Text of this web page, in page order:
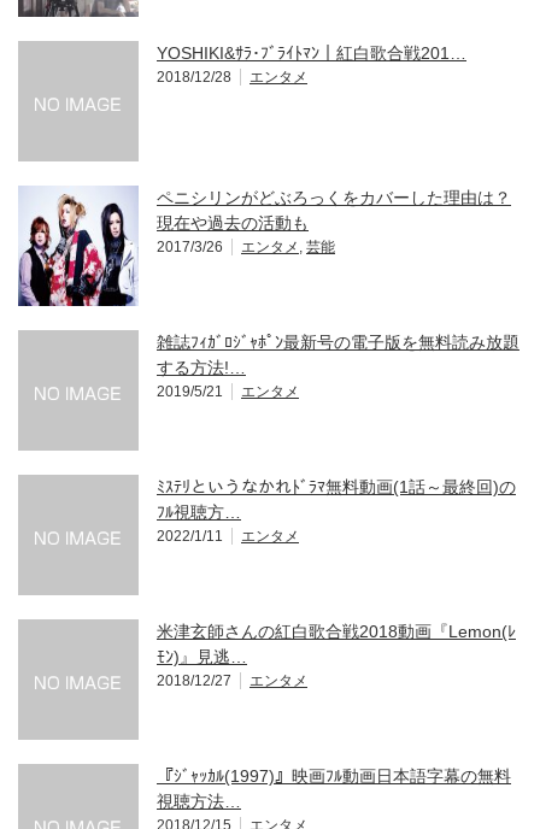
YOSHIKI&ｻﾗ･ﾌﾞﾗｲﾄﾏﾝ｜紅白歌合戦201…
2018/12/28 エンタメ
ペニシリンがどぶろっくをカバーした理由は？
現在や過去の活動も
2017/3/26 エンタメ , 芸能
雑誌ﾌｨｶﾞﾛｼﾞｬﾎﾟﾝ最新号の電子版を無料読み放題
する方法!…
2019/5/21 エンタメ
ﾐｽﾃﾘというなかれﾄﾞﾗﾏ無料動画(1話～最終回)の
ﾌﾙ視聴方…
2022/1/11 エンタメ
米津玄師さんの紅白歌合戦2018動画『Lemon(ﾚ
ﾓﾝ)』見逃…
2018/12/27 エンタメ
『ｼﾞｬｯｶﾙ(1997)』映画ﾌﾙ動画日本語字幕の無料
視聴方法…